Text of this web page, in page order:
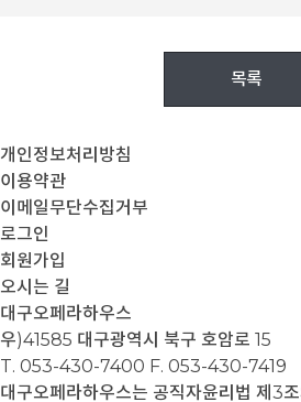
목록
개인정보처리방침
이용약관
이메일무단수집거부
로그인
회원가입
오시는 길
대구오페라하우스
우)41585 대구광역시 북구 호암로 15
T. 053-430-7400 F. 053-430-7419
대구오페라하우스는 공직자윤리법 제3